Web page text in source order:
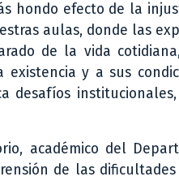
hondo efecto de la
aulas, donde las
de la vida
y a sus
desafíos
académico del
de las